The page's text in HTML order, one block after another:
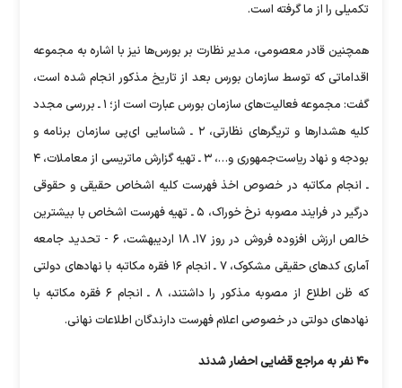
تکمیلی را از ما گرفته است.
همچنین قادر معصومی، مدیر نظارت بر بورس‌ها نیز با اشاره به مجموعه
اقداماتی که توسط سازمان بورس بعد از تاریخ مذکور انجام شده است،
گفت: مجموعه فعالیت‌های سازمان بورس عبارت است از؛ ۱ ـ بررسی مجدد
کلیه هشدار‌ها و تریگر‌های نظارتی، ۲ ـ شناسایی ای‌پی سازمان برنامه و
بودجه و نهاد ریاست‌جمهوری و…، ۳ ـ تهیه گزارش ماتریسی از معاملات، ۴
ـ انجام مکاتبه در خصوص اخذ فهرست کلیه اشخاص حقیقی و حقوقی
درگیر در فرایند مصوبه نرخ خوراک، ۵ ـ تهیه فهرست اشخاص با بیشترین
خالص ارزش افزوده فروش در روز ۱۷‌ـ ۱۸ اردیبهشت، ۶ - تحدید جامعه
آماری کد‌های حقیقی مشکوک، ۷ ـ انجام ۱۶ فقره مکاتبه با نهاد‌های دولتی
که ظن اطلاع از مصوبه مذکور را داشتند، ۸ ـ انجام ۶ فقره مکاتبه با
نهاد‌های دولتی در خصوصی اعلام فهرست دارندگان اطلاعات نهانی.
۴۰ نفر به مراجع قضایی احضار شدند